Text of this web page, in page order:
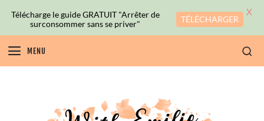
MENU
Télécharge le guide GRATUIT "Arrêter de
surconsommer sans se priver"
TÉLÉCHARGER
X